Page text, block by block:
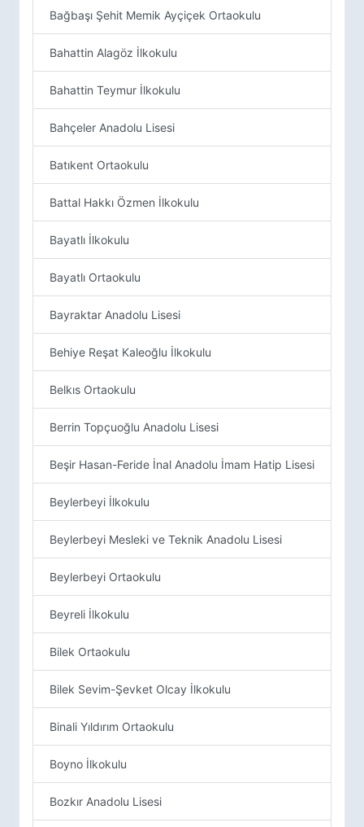
Bağbaşı Şehit Memik Ayçiçek Ortaokulu
Bahattin Alagöz İlkokulu
Bahattin Teymur İlkokulu
Bahçeler Anadolu Lisesi
Batıkent Ortaokulu
Battal Hakkı Özmen İlkokulu
Bayatlı İlkokulu
Bayatlı Ortaokulu
Bayraktar Anadolu Lisesi
Behiye Reşat Kaleoğlu İlkokulu
Belkıs Ortaokulu
Berrin Topçuoğlu Anadolu Lisesi
Beşir Hasan-Feride İnal Anadolu İmam Hatip Lisesi
Beylerbeyi İlkokulu
Beylerbeyi Mesleki ve Teknik Anadolu Lisesi
Beylerbeyi Ortaokulu
Beyreli İlkokulu
Bilek Ortaokulu
Bilek Sevim-Şevket Olcay İlkokulu
Binali Yıldırım Ortaokulu
Boyno İlkokulu
Bozkır Anadolu Lisesi